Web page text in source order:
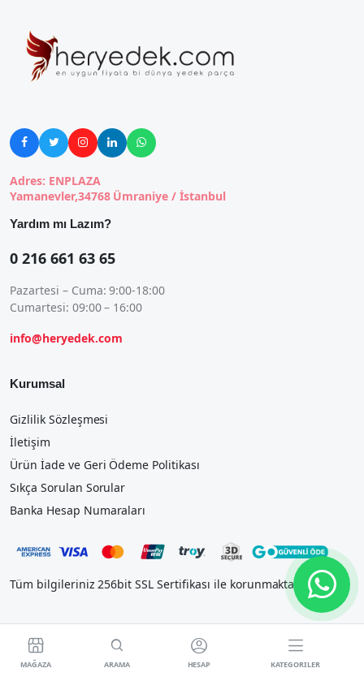
    
Adres: ENPLAZA
Yamanevler,34768 Ümraniye / İstanbul
Yardım mı Lazım?
0 216 661 63 65
Pazartesi – Cuma: 9:00-18:00
Cumartesi: 09:00 – 16:00
info@heryedek.com
Kurumsal
Gizlilik Sözleşmesi
İletişim
Ürün İade ve Geri Ödeme Politikası
Sıkça Sorulan Sorular
Banka Hesap Numaraları
Tüm bilgileriniz 256bit SSL Sertifikası ile korunmaktadır.

MAĞAZA

ARAMA

HESAP

KATEGORILER